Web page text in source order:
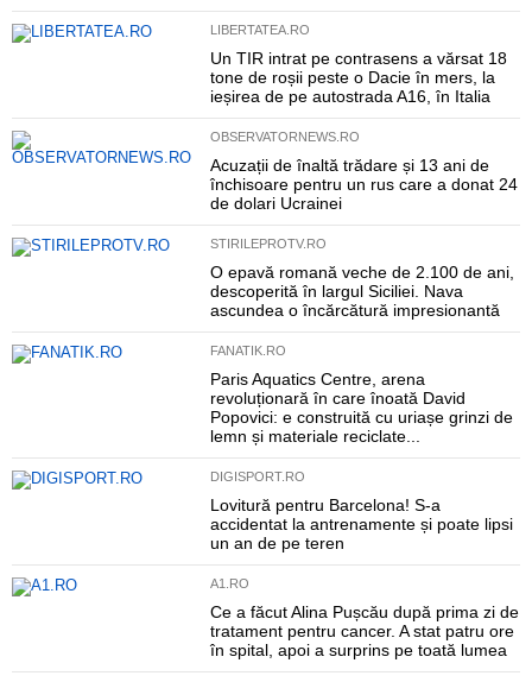
LIBERTATEA.RO
Un TIR intrat pe contrasens a vărsat 18
tone de roșii peste o Dacie în mers, la
ieșirea de pe autostrada A16, în Italia
OBSERVATORNEWS.RO
Acuzații de înaltă trădare și 13 ani de
închisoare pentru un rus care a donat 24
de dolari Ucrainei
STIRILEPROTV.RO
O epavă romană veche de 2.100 de ani,
descoperită în largul Siciliei. Nava
ascundea o încărcătură impresionantă
FANATIK.RO
Paris Aquatics Centre, arena
revoluționară în care înoată David
Popovici: e construită cu uriașe grinzi de
lemn și materiale reciclate...
DIGISPORT.RO
Lovitură pentru Barcelona! S-a
accidentat la antrenamente și poate lipsi
un an de pe teren
A1.RO
Ce a făcut Alina Pușcău după prima zi de
tratament pentru cancer. A stat patru ore
în spital, apoi a surprins pe toată lumea